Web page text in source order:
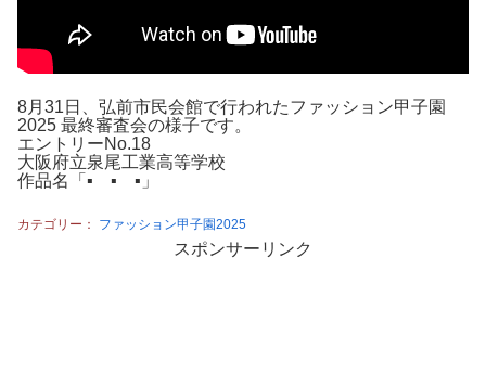
8月31日、弘前市民会館で行われたファッション甲子園
2025 最終審査会の様子です。
エントリーNo.18
大阪府立泉尾工業高等学校
作品名「▪ ▪ ▪」
カテゴリー： ファッション甲子園2025
スポンサーリンク